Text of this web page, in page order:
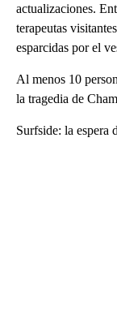
actualizaciones.
terapeutas
esparcidas por el
Al menos 10
la tragedia de
Surfside: la espera